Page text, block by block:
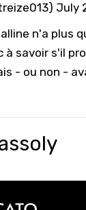
July
n'a plus
à savoir s'il
- ou non -